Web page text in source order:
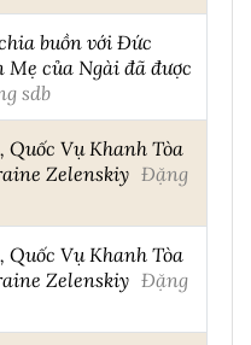
buồn với Đức
của Ngài đã được
sdb
Vụ Khanh Tòa
Zelenskiy Đặng
Vụ Khanh Tòa
Zelenskiy Đặng